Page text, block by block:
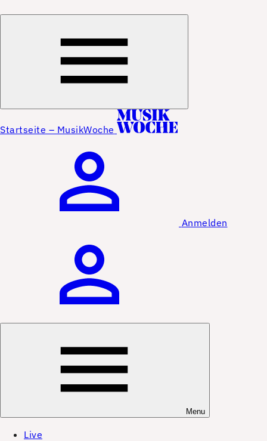
Startseite – MusikWoche
Anmelden
Menu
Live